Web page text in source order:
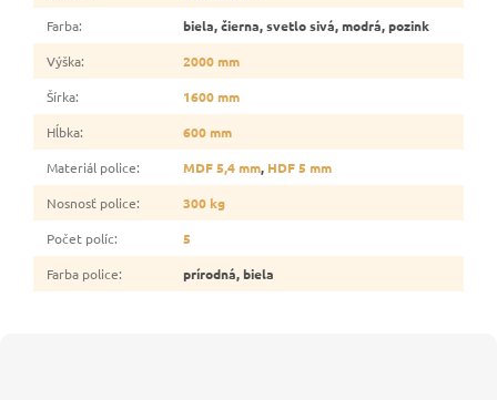
Farba:
biela, čierna, svetlo sivá, modrá, pozink
Výška:
2000 mm
Šírka:
1600 mm
Hĺbka:
600 mm
Materiál police: MDF 5,4 mm, HDF 5 mm
Nosnosť police:
300 kg
Počet políc:
5
Farba police: prírodná, biela